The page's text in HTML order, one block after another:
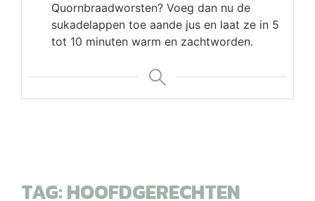
Quornbraadworsten? Voeg dan nu de
sukadelappen toe aande jus en laat ze in 5
tot 10 minuten warm en zachtworden.
TAG:HOOFDGERECHTEN